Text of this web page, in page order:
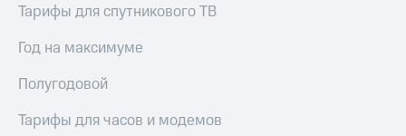
Тарифы для спутникового ТВ
Год на максимуме
Полугодовой
Тарифы для часов и модемов